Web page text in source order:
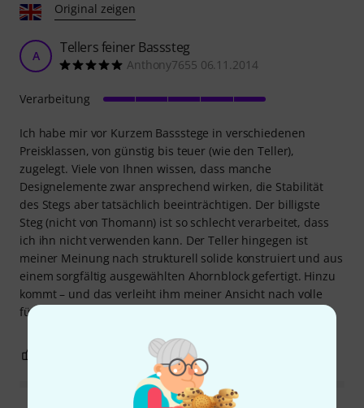
Original zeigen
A Tellers feiner Basssteg
Anthony7655 06.11.2014
Ich habe mir vor Kurzem Bassstege in verschiedenen
Preisklassen, von günstig bis teuer (wie den Teller),
zugelegt. Viele von Ihnen wissen, dass manche
Designelemente zwar ansprechend wirken, die Stabilität
des Stegs aber tatsächlich beeinträchtigen. Der billigste
Steg (nicht von Thomann) ist so schlecht verarbeitet, dass
ich ihn nicht verwenden kann. Der Teller hingegen ist
meiner Meinung nach strukturell solide konstruiert und aus
einem sorgfältig ausgewählten Ahornblock gefertigt. Hinzu
kommt – und das verleiht ihm meiner Ansicht nach volle
fünf Sterne – die wunderschöne Verarbeitung.
Verarbeitung
BEWERTUNG MELDEN